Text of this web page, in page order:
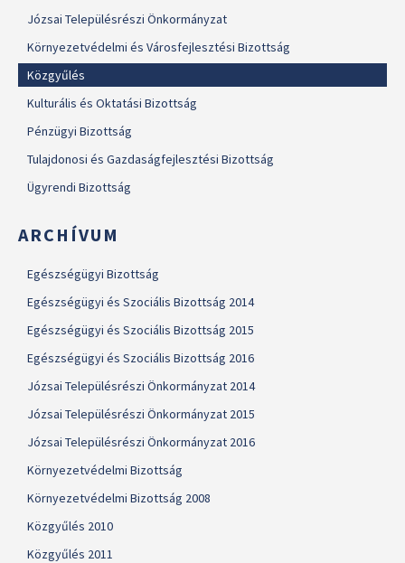
Józsai Településrészi Önkormányzat
Környezetvédelmi és Városfejlesztési Bizottság
Közgyűlés
Kulturális és Oktatási Bizottság
Pénzügyi Bizottság
Tulajdonosi és Gazdaságfejlesztési Bizottság
Ügyrendi Bizottság
ARCHÍVUM
Egészségügyi Bizottság
Egészségügyi és Szociális Bizottság 2014
Egészségügyi és Szociális Bizottság 2015
Egészségügyi és Szociális Bizottság 2016
Józsai Településrészi Önkormányzat 2014
Józsai Településrészi Önkormányzat 2015
Józsai Településrészi Önkormányzat 2016
Környezetvédelmi Bizottság
Környezetvédelmi Bizottság 2008
Közgyűlés 2010
Közgyűlés 2011